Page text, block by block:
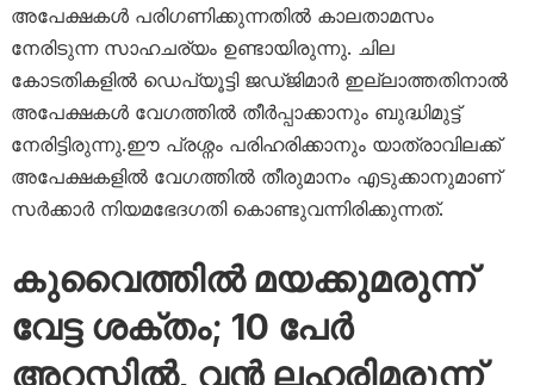
അപേക്ഷകൾ പരിഗണിക്കുന്നതിൽ കാലതാമസം
നേരിടുന്ന സാഹചര്യം ഉണ്ടായിരുന്നു. ചില
കോടതികളിൽ ഡെപ്യൂട്ടി ജഡ്ജിമാർ ഇല്ലാത്തതിനാൽ
അപേക്ഷകൾ വേഗത്തിൽ തീർപ്പാക്കാനും ബുദ്ധിമുട്ട്
നേരിട്ടിരുന്നു.ഈ പ്രശ്നം പരിഹരിക്കാനും യാത്രാവിലക്ക്
അപേക്ഷകളിൽ വേഗത്തിൽ തീരുമാനം എടുക്കാനുമാണ്
സർക്കാർ നിയമഭേദഗതി കൊണ്ടുവന്നിരിക്കുന്നത്.
കുവൈത്തിൽ മയക്കുമരുന്ന്
വേട്ട ശക്തം; 10 പേർ
അറസ്റ്റിൽ, വൻ ലഹരിമരുന്ന്